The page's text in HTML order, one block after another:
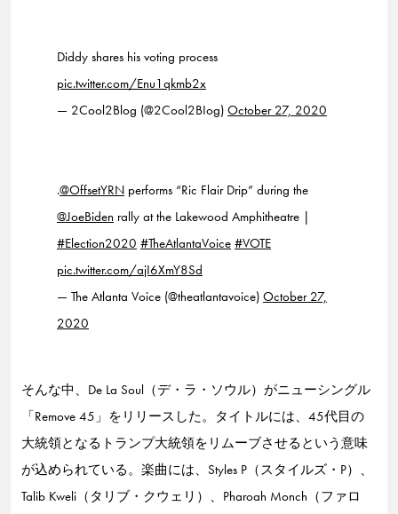
Diddy shares his voting process
pic.twitter.com/Enu1qkmb2x
— 2Cool2Blog (@2Cool2BIog) October 27, 2020
.⁦@OffsetYRN ⁩ performs “Ric Flair Drip” during the
@JoeBiden rally at the Lakewood Amphitheatre |
#Election2020 #TheAtlantaVoice #VOTE
pic.twitter.com/ajI6XmY8Sd
— The Atlanta Voice (@theatlantavoice) October 27,
2020
そんな中、De La Soul（デ・ラ・ソウル）がニューシングル
「Remove 45」をリリースした。タイトルには、45代目の
大統領となるトランプ大統領をリムーブさせるという意味
が込められている。楽曲には、Styles P（スタイルズ・P）、
Talib Kweli（タリブ・クウェリ）、Pharoah Monch（ファロ